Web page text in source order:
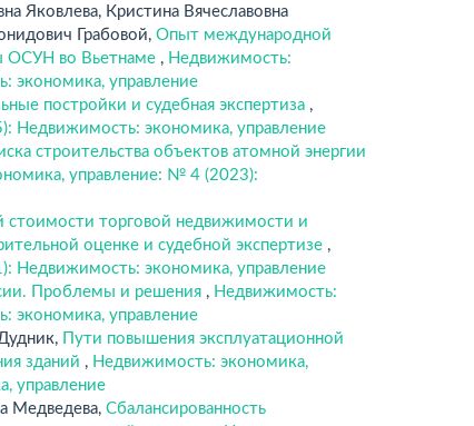
Яковлева, Кристина Вячеславовна
Грабовой, Опыт международной
ОСУН во Вьетнаме , Недвижимость:
экономика, управление
постройки и судебная экспертиза ,
Недвижимость: экономика, управление
строительства объектов атомной энергии
управление: № 4 (2023):
торговой недвижимости и
оценке и судебной экспертизе ,
Недвижимость: экономика, управление
Проблемы и решения , Недвижимость:
экономика, управление
Пути повышения эксплуатационной
зданий , Недвижимость: экономика,
управление
Медведева, Сбалансированность